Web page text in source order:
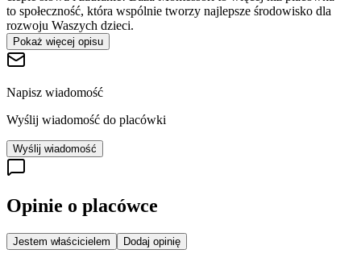
to społeczność, która wspólnie tworzy najlepsze środowisko dla
rozwoju Waszych dzieci.
Pokaż więcej opisu
Napisz wiadomość
Wyślij wiadomość do placówki
Wyślij wiadomość
Opinie o placówce
Jestem właścicielem Dodaj opinię